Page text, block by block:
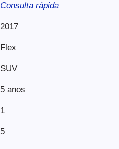
Consulta rápida
2017
Flex
SUV
5 anos
1
5